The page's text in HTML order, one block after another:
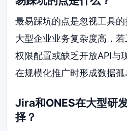
最易踩坑的点是忽视工具的
大型企业业务复杂度高，
权限配置或缺乏开放API与
在规模化推广时形成数据孤
Jira和ONES在大型研
择？